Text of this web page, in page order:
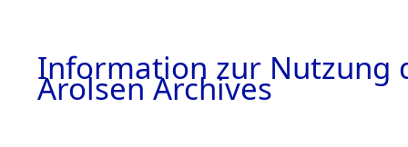
Information zur Nutzung
Arolsen Archives